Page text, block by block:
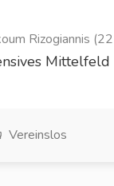
Rizogiannis (22
Mittelfeld
Vereinslos